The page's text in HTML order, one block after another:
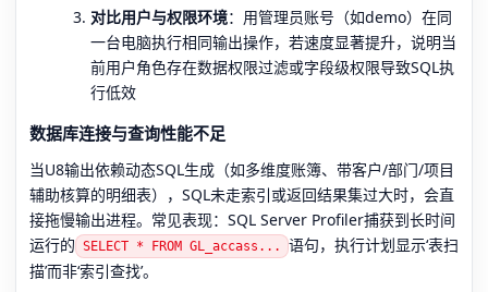
对比用户与权限环境：用管理员账号（如demo）在同
一台电脑执行相同输出操作，若速度显著提升，说明当
前用户角色存在数据权限过滤或字段级权限导致SQL执
行低效
数据库连接与查询性能不足
当U8输出依赖动态SQL生成（如多维度账簿、带客户/部门/项目
辅助核算的明细表），SQL未走索引或返回结果集过大时，会直
接拖慢输出进程。常见表现：SQL Server Profiler捕获到长时间
运行的 SELECT * FROM GL_accass...
语句，执行计划显示‘表扫
描’而非‘索引查找’。